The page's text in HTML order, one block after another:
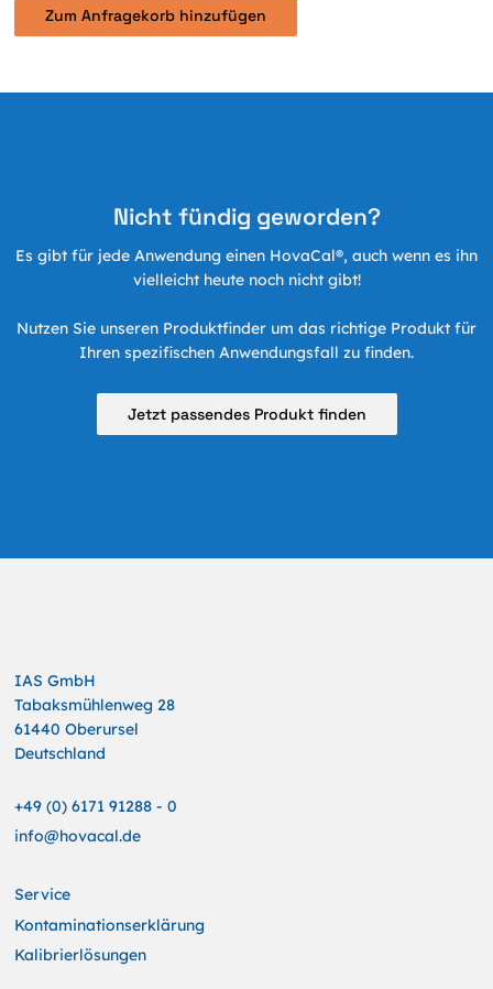
Zum Anfragekorb hinzufügen
Nicht fündig geworden?
Es gibt für jede Anwendung einen HovaCal®, auch wenn es ihn
vielleicht heute noch nicht gibt!
Nutzen Sie unseren Produktfinder um das richtige Produkt für
Ihren spezifischen Anwendungsfall zu finden.
Jetzt passendes Produkt finden
IAS GmbH
Tabaksmühlenweg 28
61440 Oberursel
Deutschland
+49 (0) 6171 91288 - 0
info@hovacal.de
Service
Kontaminationserklärung
Kalibrierlösungen